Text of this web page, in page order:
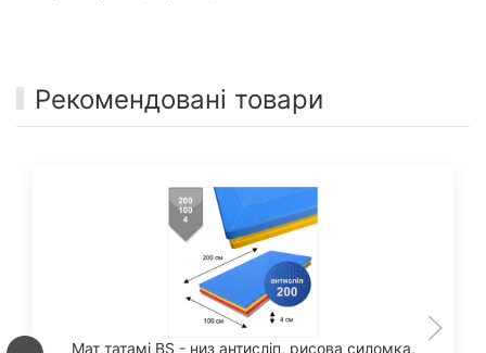
Рекомендовані товари
Мат татамі BS - низ антисліп, рисова силомка,